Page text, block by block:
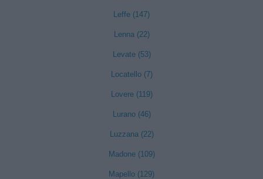
Leffe (147)
Lenna (22)
Levate (53)
Locatello (7)
Lovere (119)
Lurano (46)
Luzzana (22)
Madone (109)
Mapello (129)